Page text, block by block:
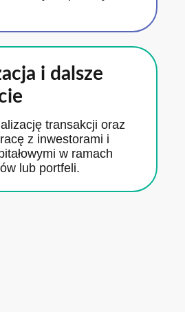
i dalsze
transakcji oraz
z inwestorami i
w ramach
lub portfeli.